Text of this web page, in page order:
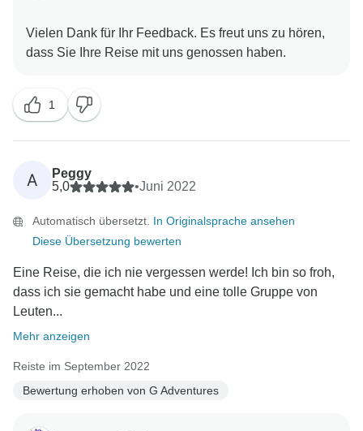
Vielen Dank für Ihr Feedback. Es freut uns zu hören,
1
A
Peggy
5,0
•Juni 2022
Automatisch übersetzt. In Originalsprache ansehen
Diese Übersetzung bewerten
Eine Reise, die ich nie vergessen werde! Ich bin so froh,
dass ich sie gemacht habe und eine tolle Gruppe von
Leuten...
Mehr anzeigen
Reiste im September 2022
Bewertung erhoben von G Adventures